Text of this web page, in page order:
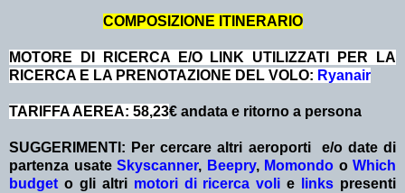
COMPOSIZIONE ITINERARIO
MOTORE DI RICERCA E/O LINK UTILIZZATI PER LA
RICERCA E LA PRENOTAZIONE DEL VOLO: Ryanair
TARIFFA AEREA: 58,23€ andata e ritorno a persona
SUGGERIMENTI: Per cercare altri aeroporti e/o date di
partenza usate Skyscanner, Beepry, Momondo o Which
budget o gli altri motori di ricerca voli e links presenti